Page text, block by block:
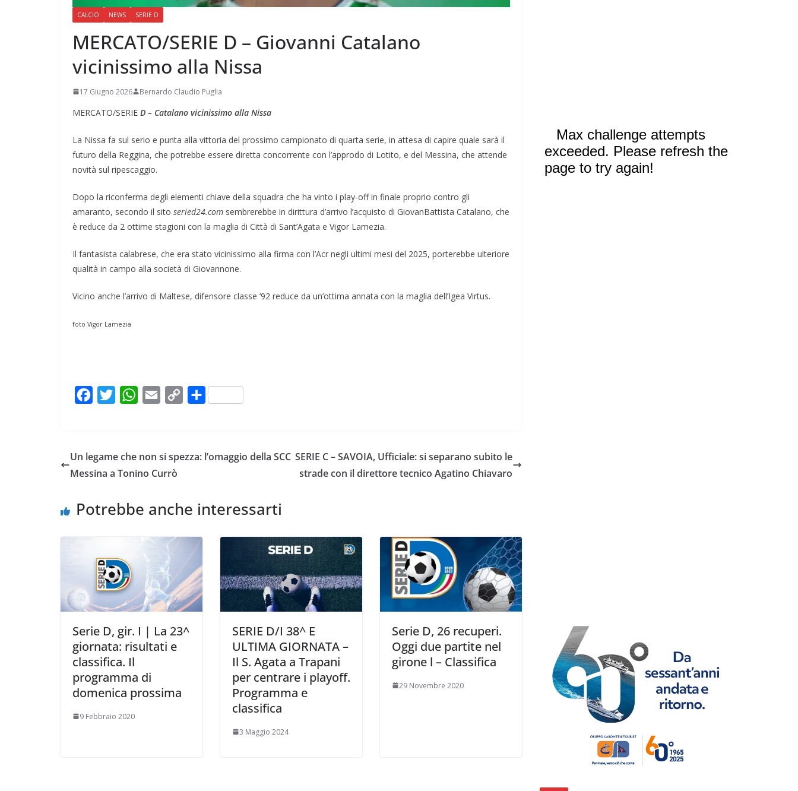
CALCIO NEWS SERIE D
MERCATO/SERIE D – Giovanni Catalano
vicinissimo alla Nissa
17 Giugno 2026 Bernardo Claudio Puglia
MERCATO/SERIE D – Catalano vicinissimo alla Nissa
La Nissa fa sul serio e punta alla vittoria del prossimo campionato di quarta serie, in attesa di capire quale sarà il
futuro della Reggina, che potrebbe essere diretta concorrente con l’approdo di Lotito, e del Messina, che attende
novità sul ripescaggio.
Dopo la riconferma degli elementi chiave della squadra che ha vinto i play-off in finale proprio contro gli
amaranto, secondo il sito seried24.com sembrerebbe in dirittura d’arrivo l’acquisto di GiovanBattista Catalano, che
è reduce da 2 ottime stagioni con la maglia di Città di Sant’Agata e Vigor Lamezia.
Il fantasista calabrese, che era stato vicinissimo alla firma con l’Acr negli ultimi mesi del 2025, porterebbe ulteriore
qualità in campo alla società di Giovannone.
Vicino anche l’arrivo di Maltese, difensore classe ‘92 reduce da un’ottima annata con la maglia dell’Igea Virtus.
foto Vigor Lamezia
b
o
r
W
C
Un legame che non si spezza: l’omaggio della SCC
Messina a Tonino Currò
SERIE C – SAVOIA, Ufficiale: si separano subito le
strade con il direttore tecnico Agatino Chiavaro
Potrebbe anche interessarti
Serie D, gir. I | La 23^
giornata: risultati e
classifica. Il
programma di
domenica prossima
9 Febbraio 2020
SERIE D/I 38^ E
ULTIMA GIORNATA –
Il S. Agata a Trapani
per centrare i playoff.
Programma e
classifica
3 Maggio 2024
Serie D, 26 recuperi.
Oggi due partite nel
girone l – Classifica
29 Novembre 2020